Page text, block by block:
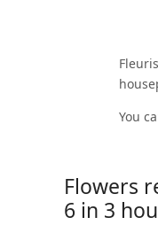
You
Flowers
6 in 3